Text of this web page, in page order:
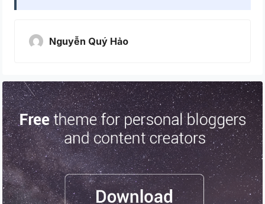
Nguyễn Quý Hảo